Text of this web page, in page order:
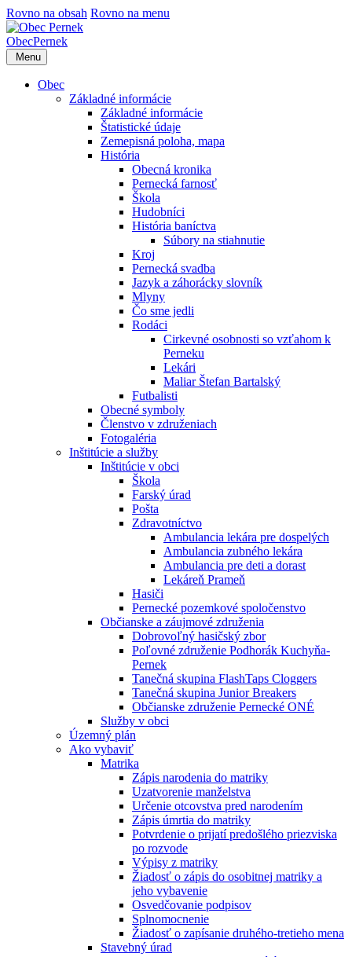
Rovno na obsah Rovno na menu
ObecPernek
Menu
Obec
Základné informácie
Základné informácie
Štatistické údaje
Zemepisná poloha, mapa
História
Obecná kronika
Pernecká farnosť
Škola
Hudobníci
História baníctva
Súbory na stiahnutie
Kroj
Pernecká svadba
Jazyk a záhorácky slovník
Mlyny
Čo sme jedli
Rodáci
Cirkevné osobnosti so vzťahom k
Perneku
Lekári
Maliar Štefan Bartalský
Futbalisti
Obecné symboly
Členstvo v združeniach
Fotogaléria
Inštitúcie a služby
Inštitúcie v obci
Škola
Farský úrad
Pošta
Zdravotníctvo
Ambulancia lekára pre dospelých
Ambulancia zubného lekára
Ambulancia pre deti a dorast
Lekáreň Prameň
Hasiči
Pernecké pozemkové spoločenstvo
Občianske a záujmové združenia
Dobrovoľný hasičský zbor
Poľovné združenie Podhorák Kuchyňa-
Pernek
Tanečná skupina FlashTaps Cloggers
Tanečná skupina Junior Breakers
Občianske združenie Pernecké ONÉ
Služby v obci
Územný plán
Ako vybaviť
Matrika
Zápis narodenia do matriky
Uzatvorenie manželstva
Určenie otcovstva pred narodením
Zápis úmrtia do matriky
Potvrdenie o prijatí predošlého priezviska
po rozvode
Výpisy z matriky
Žiadosť o zápis do osobitnej matriky a
jeho vybavenie
Osvedčovanie podpisov
Splnomocnenie
Žiadosť o zapísanie druhého-tretieho mena
Stavebný úrad